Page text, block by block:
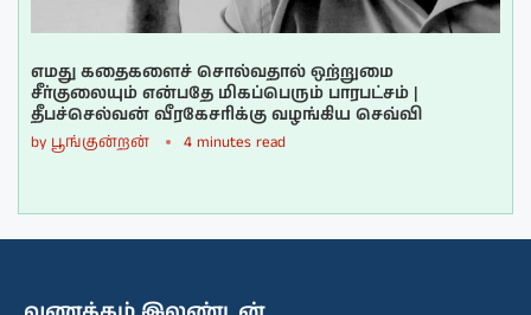
எமது கதைகளைச் சொல்வதால் ஒற்றுமை
சீர்குலையும் என்பதே மிகப்பெரும் பாரபட்சம் |
தீபச்செல்வன் வீரகேசரிக்கு வழங்கிய செவ்வி
by பூங்குன்றன் 4 minutes read